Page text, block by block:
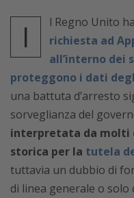
I
l Regno Unito
richiesta ad
all’interno dei
proteggono i dati
una battuta d’arresto
sorveglianza del
interpretata da molti
storica per la tutela
tuttavia un dubbio di
di linea generale o